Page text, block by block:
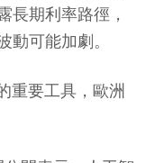
長期利率路徑，
動可能加劇。
重要工具，歐洲